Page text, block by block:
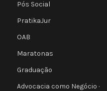
Pós Social
PratikaJur
OAB
Maratonas
Graduação
Advocacia como Negócio ·